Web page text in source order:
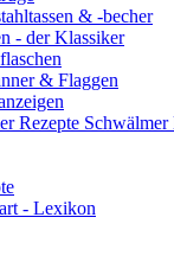
& -becher
- der Klassiker
& Flaggen
Rezepte
- Lexikon